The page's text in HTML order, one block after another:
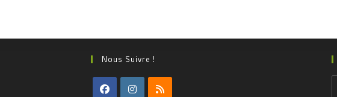
Nous Suivre !